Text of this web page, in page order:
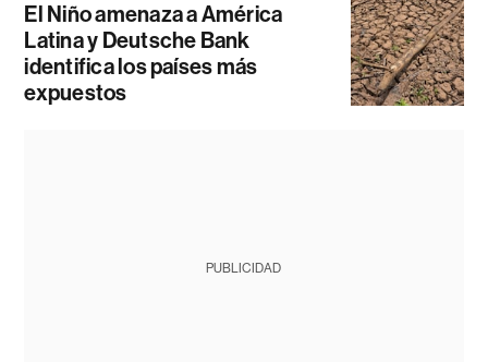
El Niño amenaza a América
Latina y Deutsche Bank
identifica los países más
expuestos
PUBLICIDAD